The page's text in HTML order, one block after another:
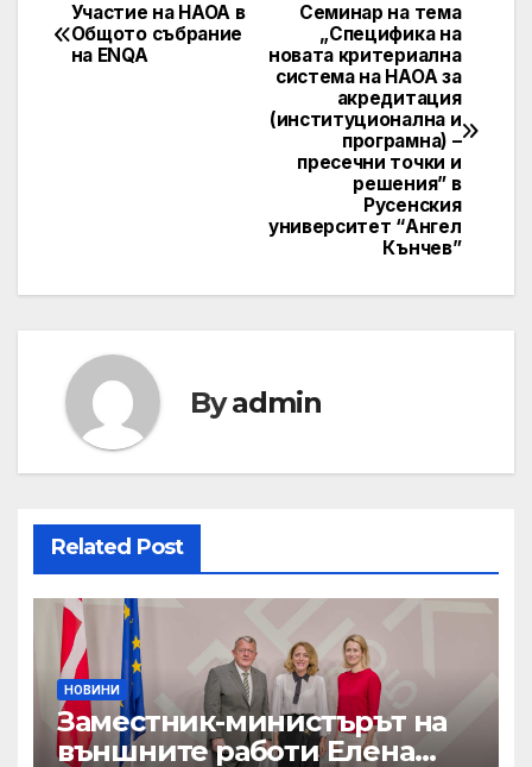
Post
navigation
Семинар на тема
„Специфика на
новата критериална
система на НАОА за
акредитация
(институционална и
програмна) –
пресечни точки и
решения” в
Русенския
университет “Ангел
Кънчев”
Участие на НАОА в
Oбщото събрание
на ENQA
Byadmin
Related Post
НОВИНИ
Заместник-министърът на
външните работи Елена